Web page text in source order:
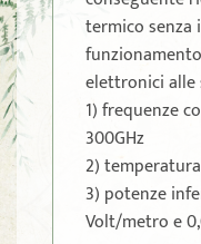
termico senza
elettronici alle
1) frequenze
300GHz
2)
3) potenze
Volt/metro e